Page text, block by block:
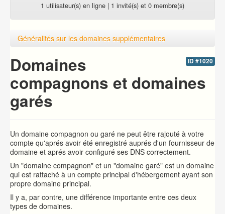
1 utilisateur(s) en ligne | 1 invité(s) et 0 membre(s)
Généralités sur les domaines supplémentaires
ID #1020
Domaines
compagnons et domaines
garés
Un domaine compagnon ou garé ne peut être rajouté à votre
compte qu'aprés avoir été enregistré auprés d'un fournisseur de
domaine et aprés avoir configuré ses DNS correctement.
Un "domaine compagnon" et un "domaine garé" est un domaine
qui est rattaché à un compte principal d'hébergement ayant son
propre domaine principal.
Il y a, par contre, une différence importante entre ces deux
types de domaines.